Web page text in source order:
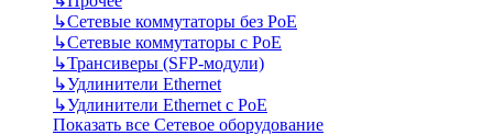
↳Сетевые коммутаторы без РоЕ
↳Сетевые коммутаторы с РоЕ
↳Трансиверы (SFP-модули)
↳Удлинители Ethernet
↳Удлинители Ethernet с PoE
Показать все Сетевое оборудование